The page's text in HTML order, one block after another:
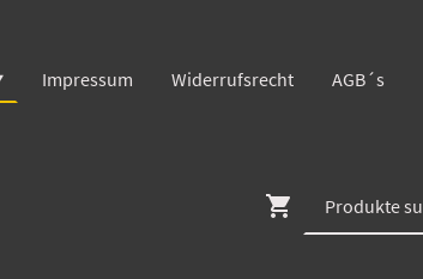
Impressum Widerrufsrecht AGB´s